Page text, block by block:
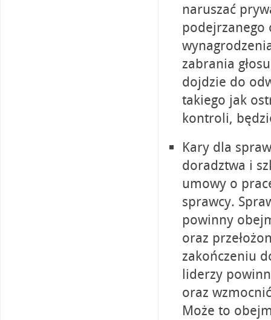
naruszać
podejrzanego
zabrania
dojdzie do
takiego jak
kontroli,
Kary dla
doradztwa i
umowy o
sprawcy.
powinny
oraz
zakończeniu
liderzy
oraz
Może to